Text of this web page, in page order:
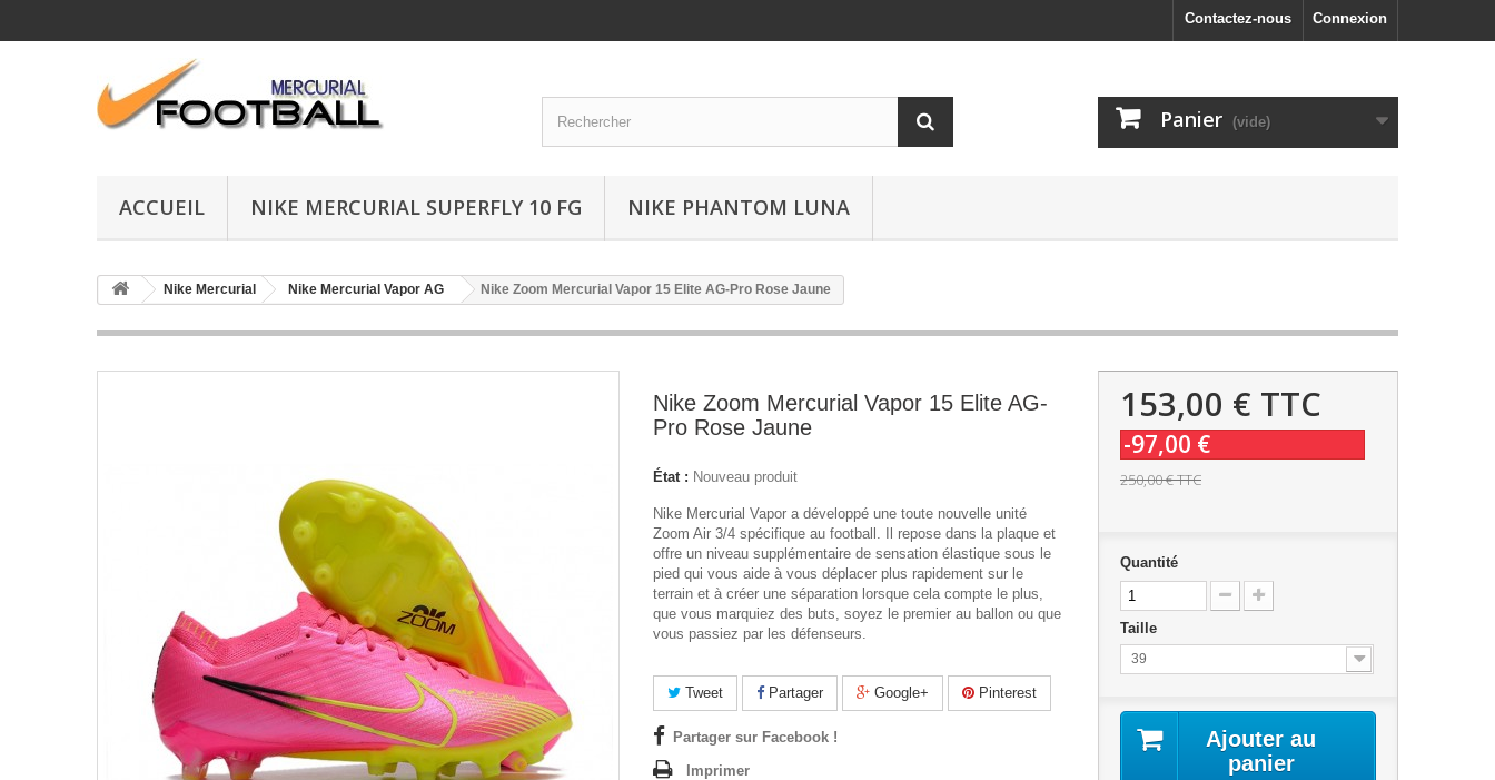
Connexion
Contactez-nous
Panier (vide)
ACCUEIL NIKE MERCURIAL SUPERFLY 10 FG NIKE PHANTOM LUNA
Nike Mercurial Nike Mercurial Vapor AG Nike Zoom Mercurial Vapor 15 Elite AG-Pro Rose Jaune
Nike Zoom Mercurial Vapor 15 Elite AG-
Pro Rose Jaune
État : Nouveau produit
Nike Mercurial Vapor a développé une toute nouvelle unité
Zoom Air 3/4 spécifique au football. Il repose dans la plaque et
offre un niveau supplémentaire de sensation élastique sous le
pied qui vous aide à vous déplacer plus rapidement sur le
terrain et à créer une séparation lorsque cela compte le plus,
que vous marquiez des buts, soyez le premier au ballon ou que
vous passiez par les défenseurs.
Tweet Partager Google+ Pinterest
Partager sur Facebook !
Imprimer
153,00 € TTC
-97,00 €
250,00 €TTC
Quantité
Taille
39
Ajouter au
panier